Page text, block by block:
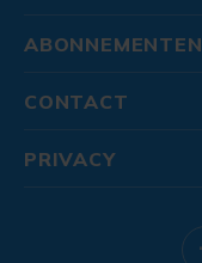
ABONNEMENTEN
CONTACT
PRIVACY